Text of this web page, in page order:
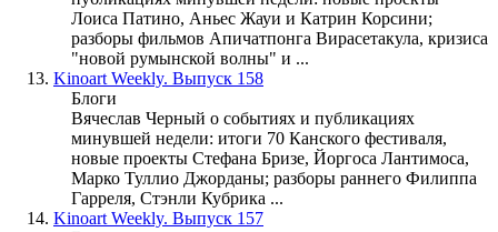
Лоиса Патино, Аньес Жауи и Катрин Корсини;
разборы фильмов Апичатпонга Вирасетакула, кризиса
"новой румынской волны" и ...
13. Kinoart Weekly. Выпуск 158
Блоги
Вячеслав Черный о событиях и публикациях
минувшей недели: итоги 70 Канского фестиваля,
новые проекты Стефана Бризе, Йоргоса Лантимоса,
Марко Туллио Джорданы; разборы раннего Филиппа
Гарреля, Стэнли Кубрика ...
14. Kinoart Weekly. Выпуск 157